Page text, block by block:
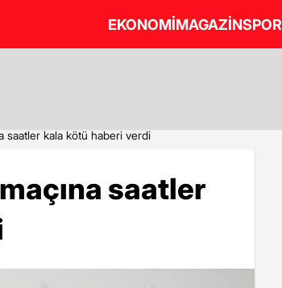
EKONOMİMAGAZİNSPOR
saatler kala kötü haberi verdi
saatler